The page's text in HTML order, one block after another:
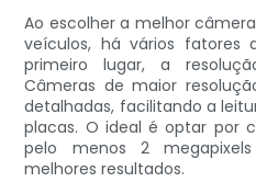
Ao escolher a melhor
veículos, há vários fatores
primeiro lugar, a
Câmeras de maior
detalhadas, facilitando a
placas. O ideal é optar por
pelo menos 2
melhores resultados.